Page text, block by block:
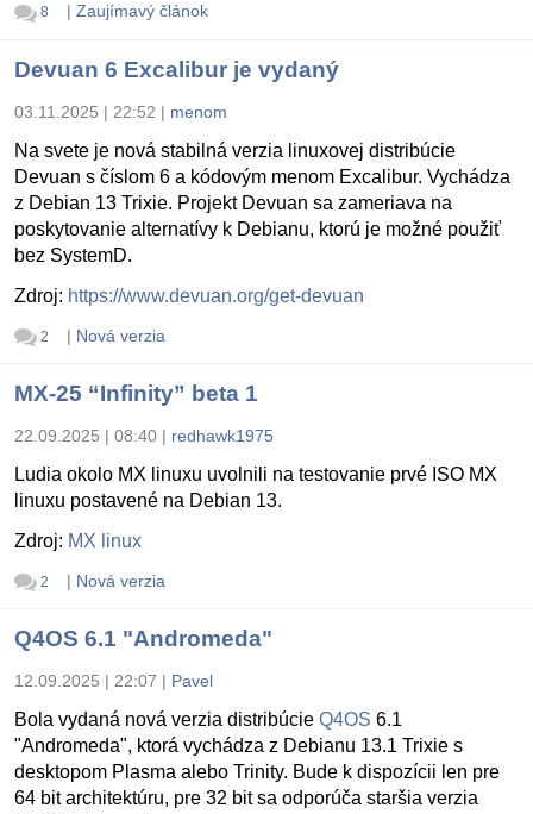
8 | Zaujímavý článok
Devuan 6 Excalibur je vydaný
03.11.2025 | 22:52 | menom
Na svete je nová stabilná verzia linuxovej distribúcie
Devuan s číslom 6 a kódovým menom Excalibur. Vychádza
z Debian 13 Trixie. Projekt Devuan sa zameriava na
poskytovanie alternatívy k Debianu, ktorú je možné použiť
bez SystemD.
Zdroj: https://www.devuan.org/get-devuan
2 | Nová verzia
MX-25 “Infinity” beta 1
22.09.2025 | 08:40 | redhawk1975
Ludia okolo MX linuxu uvolnili na testovanie prvé ISO MX
linuxu postavené na Debian 13.
Zdroj: MX linux
2 | Nová verzia
Q4OS 6.1 "Andromeda"
12.09.2025 | 22:07 | Pavel
Bola vydaná nová verzia distribúcie Q4OS 6.1
"Andromeda", ktorá vychádza z Debianu 13.1 Trixie s
desktopom Plasma alebo Trinity. Bude k dispozícii len pre
64 bit architektúru, pre 32 bit sa odporúča staršia verzia